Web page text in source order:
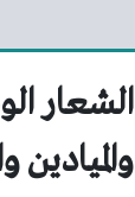
الشعار